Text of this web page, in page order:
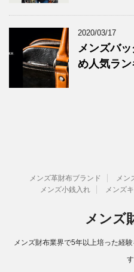
2020/03/17
メンズバ
め人気ラ
メンズ革財布ブランド メン
メンズ小銭入れ
メンズ
メンズ
メンズ財布業界で5年以上培った経
す